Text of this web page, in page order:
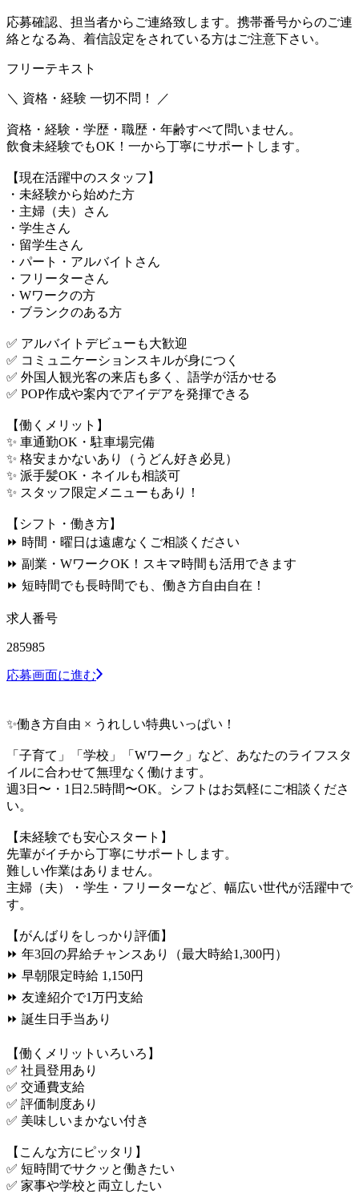
応募確認、担当者からご連絡致します。携帯番号からのご連
絡となる為、着信設定をされている方はご注意下さい。
フリーテキスト
＼ 資格・経験 一切不問！ ／
資格・経験・学歴・職歴・年齢すべて問いません。
飲食未経験でもOK！一から丁寧にサポートします。
【現在活躍中のスタッフ】
・未経験から始めた方
・主婦（夫）さん
・学生さん
・留学生さん
・パート・アルバイトさん
・フリーターさん
・Wワークの方
・ブランクのある方
✅ アルバイトデビューも大歓迎
✅ コミュニケーションスキルが身につく
✅ 外国人観光客の来店も多く、語学が活かせる
✅ POP作成や案内でアイデアを発揮できる
【働くメリット】
✨ 車通勤OK・駐車場完備
✨ 格安まかないあり（うどん好き必見）
✨ 派手髪OK・ネイルも相談可
✨ スタッフ限定メニューもあり！
【シフト・働き方】
⏩ 時間・曜日は遠慮なくご相談ください
⏩ 副業・WワークOK！スキマ時間も活用できます
⏩ 短時間でも長時間でも、働き方自由自在！
求人番号
285985
応募画面に進む
✨働き方自由 × うれしい特典いっぱい！
「子育て」「学校」「Wワーク」など、あなたのライフスタ
イルに合わせて無理なく働けます。
週3日〜・1日2.5時間〜OK。シフトはお気軽にご相談くださ
い。
【未経験でも安心スタート】
先輩がイチから丁寧にサポートします。
難しい作業はありません。
主婦（夫）・学生・フリーターなど、幅広い世代が活躍中で
す。
【がんばりをしっかり評価】
⏩ 年3回の昇給チャンスあり（最大時給1,300円）
⏩ 早朝限定時給 1,150円
⏩ 友達紹介で1万円支給
⏩ 誕生日手当あり
【働くメリットいろいろ】
✅ 社員登用あり
✅ 交通費支給
✅ 評価制度あり
✅ 美味しいまかない付き
【こんな方にピッタリ】
✅ 短時間でサクッと働きたい
✅ 家事や学校と両立したい